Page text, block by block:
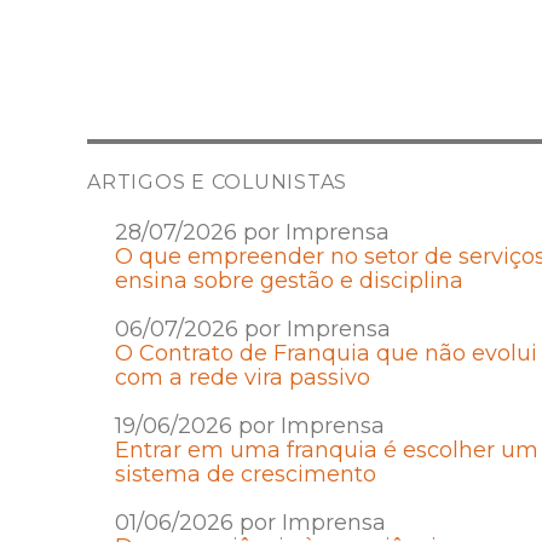
ARTIGOS E COLUNISTAS
28/07/2026 por Imprensa
O que empreender no setor de
ensina sobre gestão e disciplina
06/07/2026 por Imprensa
O Contrato de Franquia que não evolui
com a rede vira passivo
19/06/2026 por Imprensa
Entrar em uma franquia é escolher um
sistema de crescimento
01/06/2026 por Imprensa